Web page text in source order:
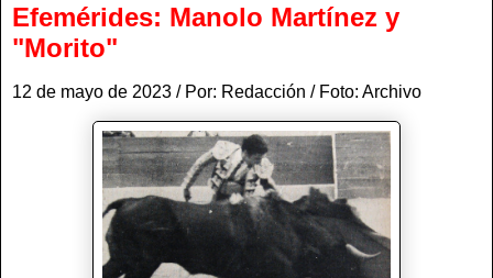
Efemérides: Manolo Martínez y
"Morito"
12 de mayo de 2023 / Por: Redacción / Foto: Archivo